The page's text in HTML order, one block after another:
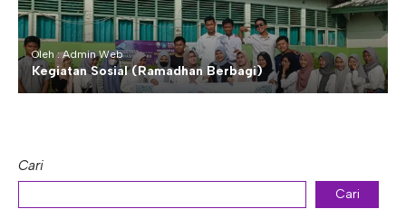
Oleh : Admin Web
Kegiatan Sosial (Ramadhan Berbagi)
Cari
Cari